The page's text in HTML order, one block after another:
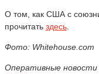
О том, как США с
прочитать здесь
Фото: Whitehouse.com
Оперативные